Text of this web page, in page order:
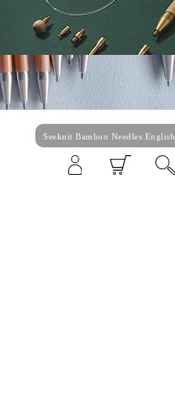
Seeknit Bamboo Needles English